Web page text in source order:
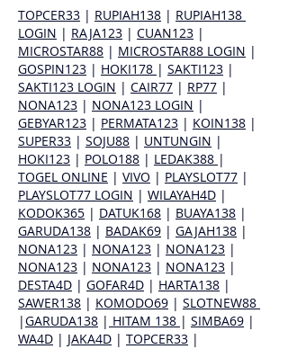
TOPCER33 | RUPIAH138 | RUPIAH138
LOGIN | RAJA123 | CUAN123 |
MICROSTAR88 | MICROSTAR88 LOGIN |
GOSPIN123 | HOKI178 | SAKTI123 |
SAKTI123 LOGIN | CAIR77 | RP77 |
NONA123 | NONA123 LOGIN |
GEBYAR123 | PERMATA123 | KOIN138 |
SUPER33 | SOJU88 | UNTUNGIN |
HOKI123 | POLO188 | LEDAK388 |
TOGEL ONLINE | VIVO | PLAYSLOT77 |
PLAYSLOT77 LOGIN | WILAYAH4D |
KODOK365 | DATUK168 | BUAYA138 |
GARUDA138 | BADAK69 | GAJAH138 |
NONA123 | NONA123 | NONA123 |
NONA123 | NONA123 | NONA123 |
DESTA4D | GOFAR4D | HARTA138 |
SAWER138 | KOMODO69 | SLOTNEW88
|GARUDA138 | HITAM 138 | SIMBA69 |
WA4D | JAKA4D | TOPCER33 |